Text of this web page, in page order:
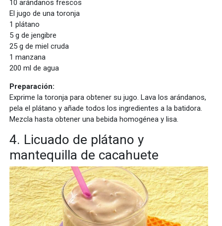
10 arándanos frescos
El jugo de una toronja
1 plátano
5 g de jengibre
25 g de miel cruda
1 manzana
200 ml de agua
Preparación:
Exprime la toronja para obtener su jugo. Lava los arándanos,
pela el plátano y añade todos los ingredientes a la batidora.
Mezcla hasta obtener una bebida homogénea y lisa.
4. Licuado de plátano y
mantequilla de cacahuete